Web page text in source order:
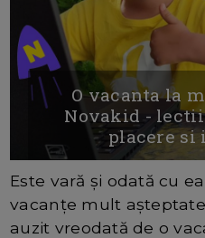
O vacanta la
Novakid -
placere si
Este vară și odată cu
vacanțe mult
auzit vreodată de o